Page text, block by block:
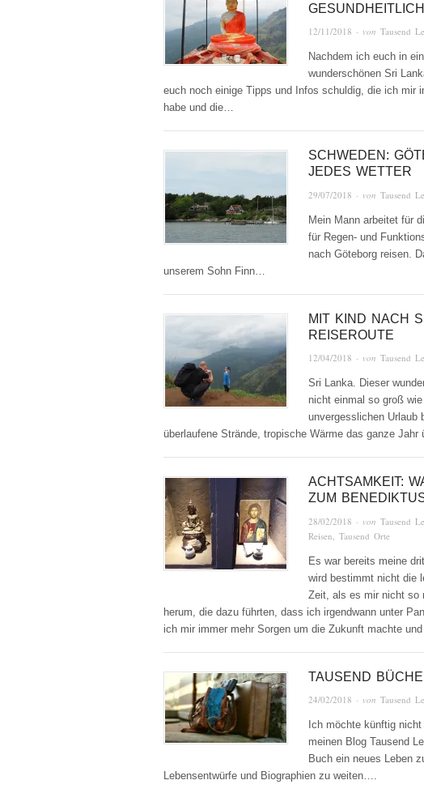
12/11/2018 · von Tausend
Nachdem ich euch in
wunderschönen Sri
euch noch einige Tipps und Infos schuldig, die ich mir
habe und die…
SCHWEDEN:
JEDES WETTER
29/07/2018 · von Tausend
Mein Mann arbeitet für
für Regen- und
nach Göteborg reisen.
unserem Sohn Finn…
MIT KIND NACH
REISEROUTE
12/04/2018 · von Tausend
Sri Lanka. Dieser
nicht einmal so groß
unvergesslichen Urlaub
überlaufene Strände, tropische Wärme das ganze Jahr
ACHTSAMKEIT:
ZUM
28/02/2018 · von Tausend
Reisen Tausend Orte
Es war bereits meine
wird bestimmt nicht die
Zeit, als es mir nicht so
herum, die dazu führten, dass ich irgendwann unter
ich mir immer mehr Sorgen um die Zukunft machte
TAUSEND
24/02/2018 · von Tausend
Ich möchte künftig
meinen Blog Tausend
Buch ein neues Leben
Lebensentwürfe und Biographien zu weiten….